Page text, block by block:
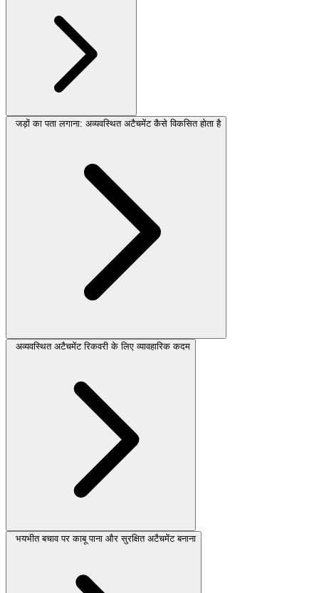
जड़ों का पता लगाना: अव्यवस्थित अटैचमेंट कैसे विकसित होता है
अव्यवस्थित अटैचमेंट रिकवरी के लिए व्यावहारिक कदम
भयभीत बचाव पर काबू पाना और सुरक्षित अटैचमेंट बनाना